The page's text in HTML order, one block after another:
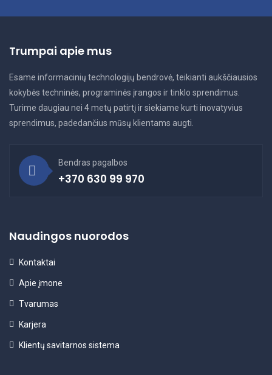
Trumpai apie mus
Esame informacinių technologijų bendrovė, teikianti aukščiausios
kokybės techninės, programinės įrangos ir tinklo sprendimus.
Turime daugiau nei 4 metų patirtį ir siekiame kurti inovatyvius
sprendimus, padedančius mūsų klientams augti.
Bendras pagalbos
+370 630 99 970
Naudingos nuorodos
Kontaktai
Apie įmone
Tvarumas
Karjera
Klientų savitarnos sistema